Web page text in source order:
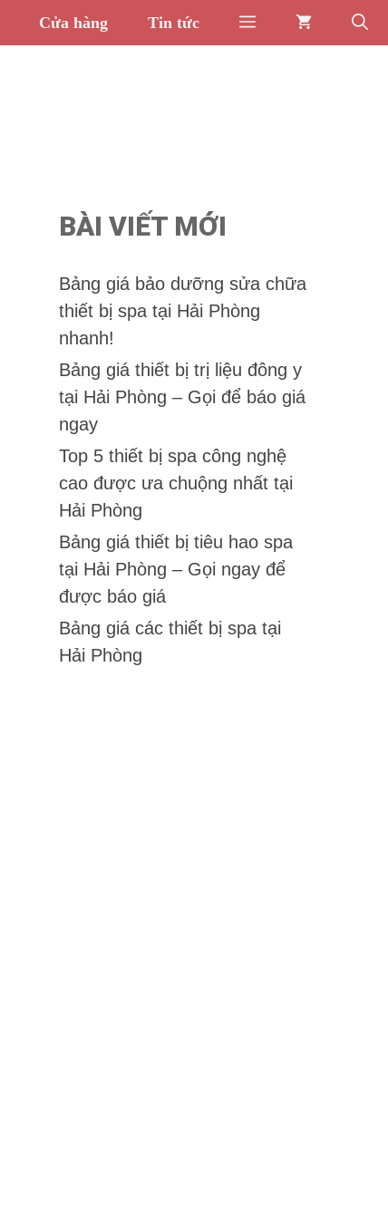
Cửa hàng Tin tức
BÀI VIẾT MỚI
Bảng giá bảo dưỡng sửa chữa
thiết bị spa tại Hải Phòng
nhanh!
Bảng giá thiết bị trị liệu đông y
tại Hải Phòng – Gọi để báo giá
ngay
Top 5 thiết bị spa công nghệ
cao được ưa chuộng nhất tại
Hải Phòng
Bảng giá thiết bị tiêu hao spa
tại Hải Phòng – Gọi ngay để
được báo giá
Bảng giá các thiết bị spa tại
Hải Phòng